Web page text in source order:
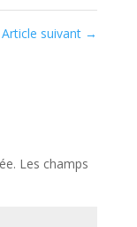
Article suivant →
Les champs